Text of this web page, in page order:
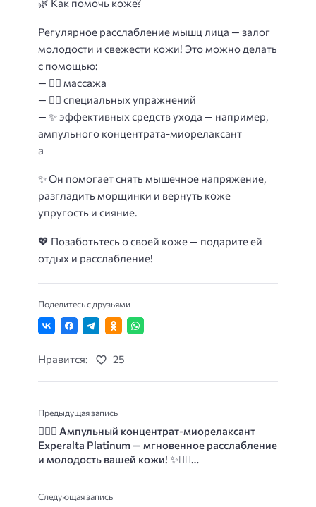
🌿 Как помочь коже?
Регулярное расслабление мышц лица — залог
молодости и свежести кожи! Это можно делать
с помощью:
— 💆‍♀ массажа
— 🤸‍♂ специальных упражнений
— ✨ эффективных средств ухода — например,
ампульного концентрата-миорелаксант
а
✨ Он помогает снять мышечное напряжение,
разгладить морщинки и вернуть коже
упругость и сияние.
💖 Позаботьтесь о своей коже — подарите ей
отдых и расслабление!
Поделитесь с друзьями
Нравится: 25
Предыдущая запись
💆‍♀✨ Ампульный концентрат-миорелаксант
Experalta Platinum — мгновенное расслабление
и молодость вашей кожи! ✨💆‍♂…
Следующая запись